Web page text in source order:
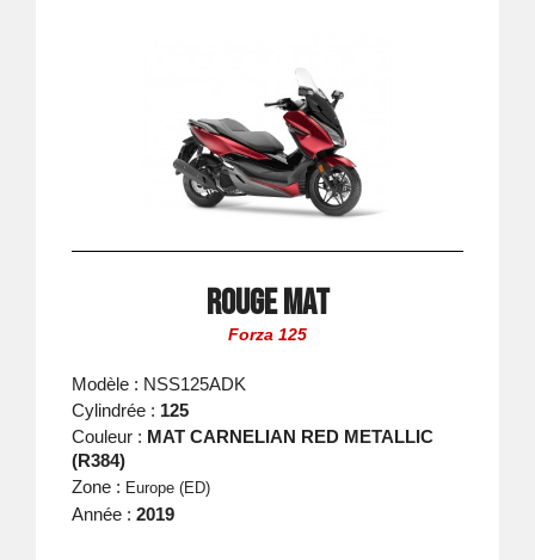
Rouge Mat
Forza 125
Modèle : NSS125ADK
Cylindrée : 125
Couleur : MAT CARNELIAN RED METALLIC
(R384)
Zone : Europe (ED)
Année : 2019